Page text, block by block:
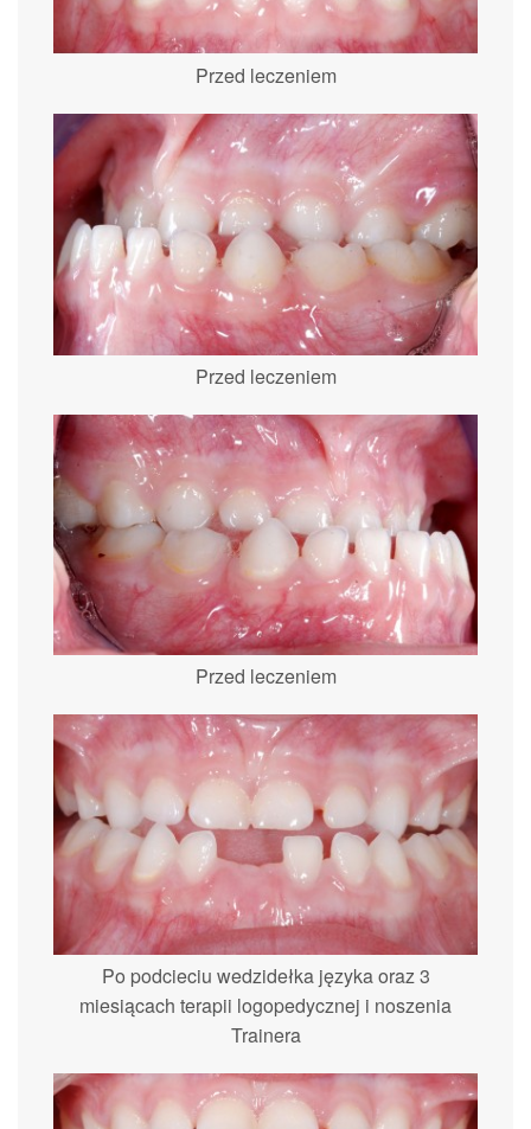
Przed leczeniem
Przed leczeniem
Przed leczeniem
Po podcieciu wedzidełka języka oraz 3
miesiącach terapii logopedycznej i noszenia
Trainera